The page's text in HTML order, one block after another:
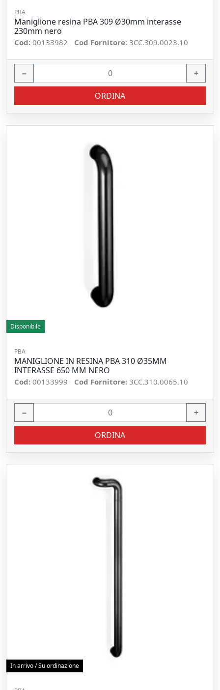
PBA
Maniglione resina PBA 309 Ø30mm interasse
230mm nero
Cod: 00133982 Cod Fornitore: 3CC.309.0023.10
− +
ORDINA
Disponibile
PBA
MANIGLIONE IN RESINA PBA 310 Ø35MM
INTERASSE 650 MM NERO
Cod: 00133999 Cod Fornitore: 3CC.310.0065.10
− +
ORDINA
In arrivo / Su ordinazione